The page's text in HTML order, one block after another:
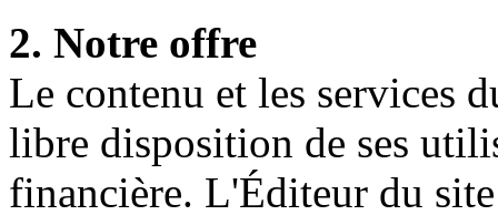
2. Notre offre
Le contenu et les services
libre disposition de ses
financière. L'Éditeur du